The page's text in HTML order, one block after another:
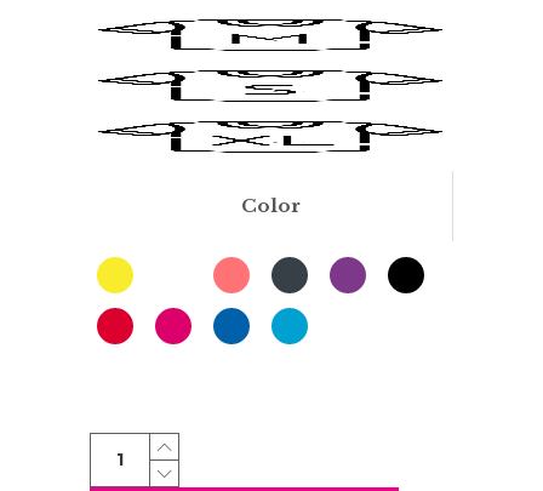
Color
quantity